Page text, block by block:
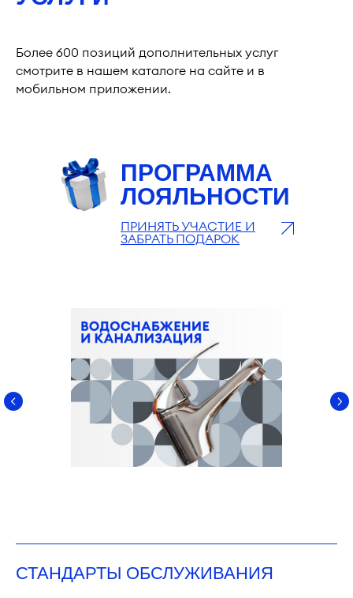
Более 600 позиций дополнительных услуг
смотрите в нашем каталоге на сайте и в
мобильном приложении.
ПРОГРАММА
ЛОЯЛЬНОСТИ
ПРИНЯТЬ УЧАСТИЕ И
ЗАБРАТЬ ПОДАРОК
СТАНДАРТЫ ОБСЛУЖИВАНИЯ